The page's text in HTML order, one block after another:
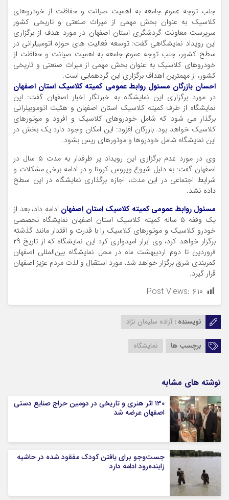
جلب توجه عموم جامعه به اهمیت صیانت و حفاظت از خودروهای
کلاسیک به عنوان بخش مهمی از میراث صنعتی و تاریخی کشور
سرپرست معاونت گردشگری استان اصفهان در مورد هدف از برگزاری
این رویداد نمایشگاهی گفت: توسعه فعالیت های حوزه اتومبیلرانی در
سطح کشور، جلب توجه عموم جامعه به اهمیت صیانت و حفاظت از
خودروهای کلاسیک به عنوان بخش مهمی از میراث صنعتی و تاریخی
کشور، از مهمترین اهداف برگزاری این گردهمایی است.
احسان بازرگان مسئول روابط عمومی کمیته کلاسیک استان اصفهان
در مورد برگزاری این نمایشگاه به خبرنگار اخبار اصفهان گفت: این
نمایشگاه از طرف کمیته کلاسیک استان اصفهان و هئیت اتوموبیلرانی
برگذار می شود که شامل خودروهای کلاسیک و افرود و موتورهای
کلاسیک خواهد بود. بازرگان افزود: این امکان وجود دارد یک بخش در
این نمایشگاه شامل خودروها و موتورهای ریس بشود.
وی در مورد عدم برگزاری این رویداد پر طرفدار به مدت ۵ سال در
اصفهان گفت: به دلیل شیوع ویروس کرونا و در ادامه برخی مشکلات و
شرایط اجتماعی در این مدت، اجازه برگذاری نمایشگاه در این سطح
داده نشد.
مسئول روابط عمومی کمیته کلاسیک استان اصفهان ادامه داد، بعد از
یک وقفه ۵ ساله کمیته کلاسیک استان اصفهان نمایشگاه تخصصی
خودرو کلاسیک و موتورهای کلاسیک را با قدرت و اقتدار مانند گذشته
برگزار خواهد کرد، وی ابراز امیدواری کرد این نمایشگاه که از تاریخ ۲۹
فروردین تا دوم اردیبهشت ماه در محل نمایشگاه بین‌المللی اصفهان
کمربندی شرق برگزار خواهد شد، مورد استقبال و لذت مردم عزیز اصفهان
قرار گیرد.
Post Views: ۶۱۰
نویسنده : آزاده سلیمان نژاد
برچسب ها نمایشگاه
نوشته های مشابه
۱۳۰ اثر هنری و تاریخی در دومین حراج صنایع دستی
اصفهان عرضه شد
جست‌وجو برای یافتن کودک مفقود شده در حاشیه
زاینده‌رود ادامه دارد